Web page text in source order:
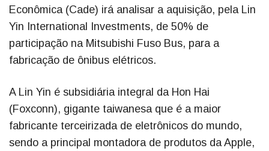
Econômica (Cade) irá analisar a aquisição, pela Lin
Yin International Investments, de 50% de
participação na Mitsubishi Fuso Bus, para a
fabricação de ônibus elétricos.
A Lin Yin é subsidiária integral da Hon Hai
(Foxconn), gigante taiwanesa que é a maior
fabricante terceirizada de eletrônicos do mundo,
sendo a principal montadora de produtos da Apple,